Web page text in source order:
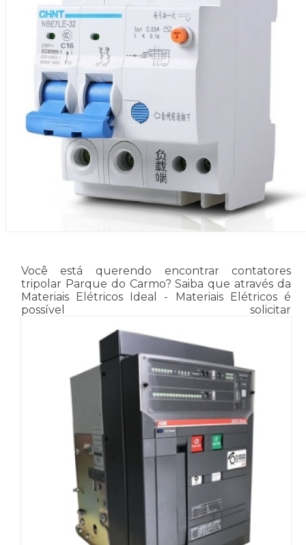
Você está querendo encontrar contatores
tripolar Parque do Carmo? Saiba que através da
Materiais Elétricos Ideal - Materiais Elétricos é
possível solicitar